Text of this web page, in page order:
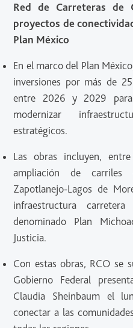
Red de Carreteras de
proyectos de
Plan México
En el marco del Plan
inversiones por más de
entre 2026 y 2029
modernizar
estratégicos.
Las obras incluyen,
ampliación de
Zapotlanejo-Lagos de
infraestructura
denominado Plan
Justicia.
Con estas obras, RCO se
Gobierno Federal
Claudia Sheinbaum el
conectar a las